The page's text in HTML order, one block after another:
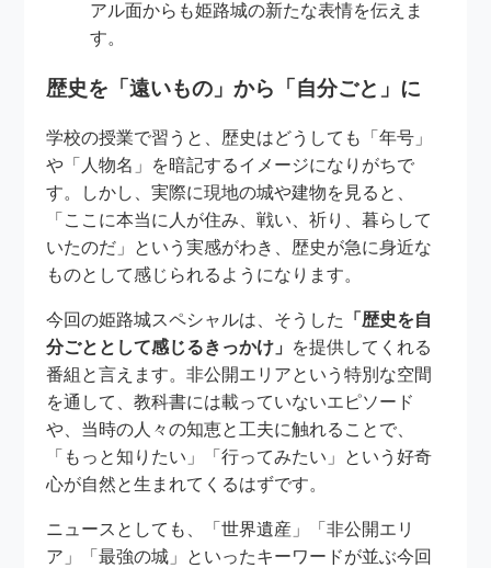
アル面からも姫路城の新たな表情を伝えま
す。
歴史を「遠いもの」から「自分ごと」に
学校の授業で習うと、歴史はどうしても「年号」
や「人物名」を暗記するイメージになりがちで
す。しかし、実際に現地の城や建物を見ると、
「ここに本当に人が住み、戦い、祈り、暮らして
いたのだ」という実感がわき、歴史が急に身近な
ものとして感じられるようになります。
今回の姫路城スペシャルは、そうした
「歴史を自
分ごととして感じるきっかけ」 を提供してくれる
番組と言えます。非公開エリアという特別な空間
を通して、教科書には載っていないエピソード
や、当時の人々の知恵と工夫に触れることで、
「もっと知りたい」「行ってみたい」という好奇
心が自然と生まれてくるはずです。
ニュースとしても、「世界遺産」「非公開エリ
ア」「最強の城」といったキーワードが並ぶ今回